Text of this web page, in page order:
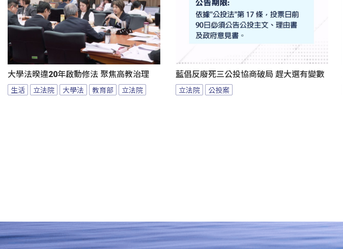
大學法暌違20年啟動修法 聚焦高教治理
生活 立法院 大學法 教育部 立法院
藍倡反廢死三公投協商破局 趕大選有變數
立法院 公投案